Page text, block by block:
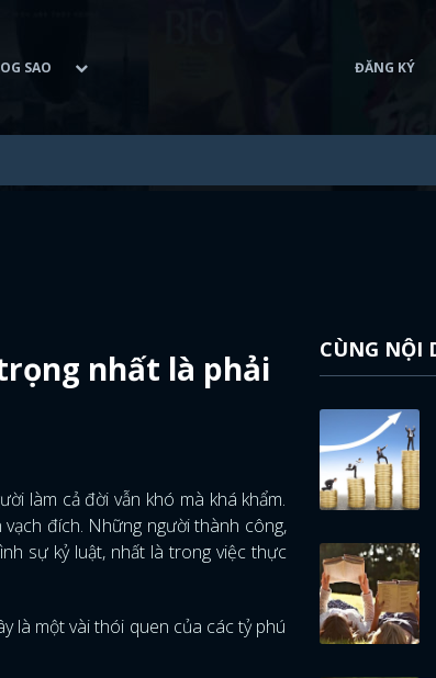
SAO ĐĂNG KÝ
nhất là phải
làm cả đời vẫn khó mà khá khẩm.
đích. Những người thành công,
sự kỷ luật, nhất là trong việc thực
là một vài thói quen của các tỷ phú
CÙNG NỘI